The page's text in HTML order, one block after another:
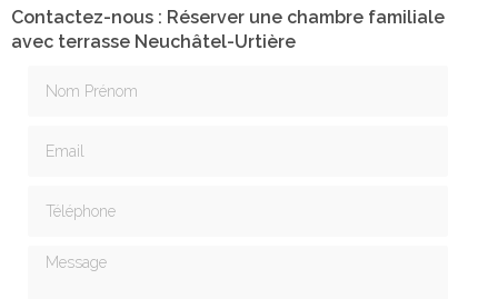
Contactez-nous : Réserver une chambre familiale
avec terrasse Neuchâtel-Urtière
Message